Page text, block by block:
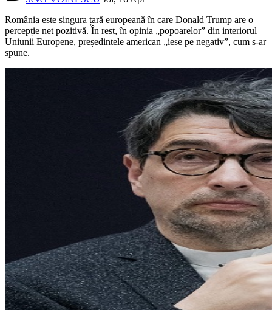
România este singura țară europeană în care Donald Trump are o
percepție net pozitivă. În rest, în opinia „popoarelor” din interiorul
Uniunii Europene, președintele american „iese pe negativ”, cum s-ar
spune.